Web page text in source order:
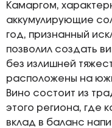
Камаргом,
аккумулирующие
год, признанный
позволил создать
без излишней
расположены на
Вино состоит из
этого региона, где
вклад в баланс